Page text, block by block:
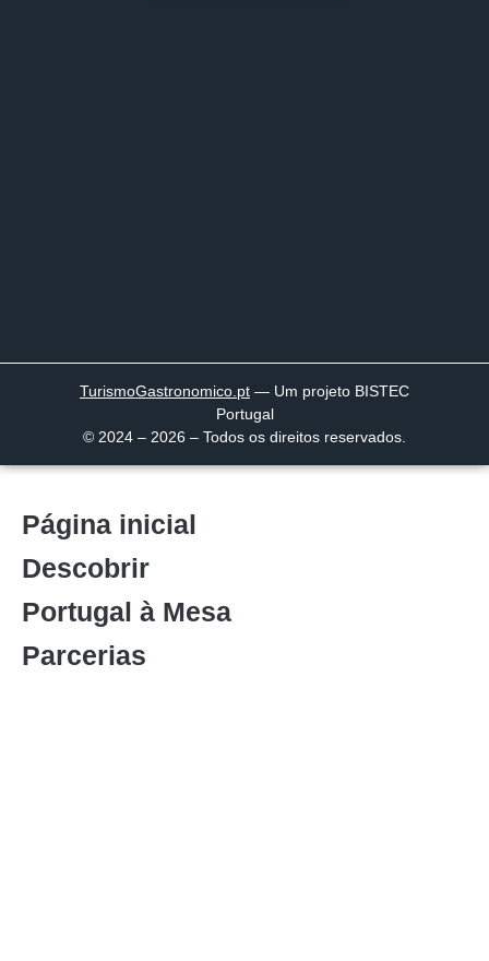
TurismoGastronomico.pt — Um projeto BISTEC
Portugal
© 2024 – 2026 – Todos os direitos reservados.
Página inicial
Descobrir
Portugal à Mesa
Parcerias